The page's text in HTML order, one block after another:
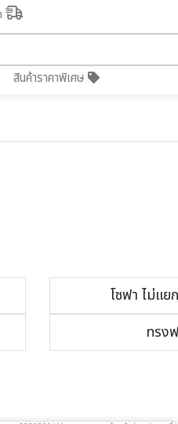
สินค้าราคาพิเศษ
โซฟา ไม่แย
ทรง